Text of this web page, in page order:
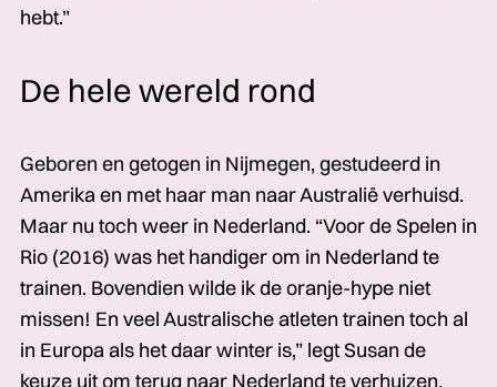
hebt.”
De hele wereld rond
Geboren en getogen in Nijmegen, gestudeerd in
Amerika en met haar man naar Australië verhuisd.
Maar nu toch weer in Nederland. “Voor de Spelen in
Rio (2016) was het handiger om in Nederland te
trainen. Bovendien wilde ik de oranje-hype niet
missen! En veel Australische atleten trainen toch al
in Europa als het daar winter is,” legt Susan de
keuze uit om terug naar Nederland te verhuizen.